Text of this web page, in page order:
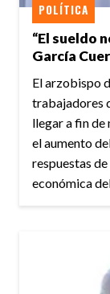
“El sueldo
García
POLÍTICA
El arzobispo
trabajadores
llegar a fin de
el aumento
respuestas
económica